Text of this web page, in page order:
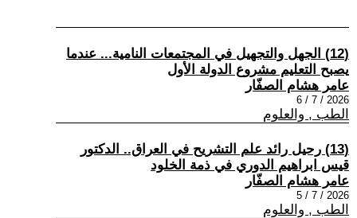
(12) الجهل والتجهيل في المجتمعات النامية... عندما
يصبح التعليم مشروع الدولة الأول
عامر هشام الصفّار
2026 / 7 / 6
الطب , والعلوم
(13) رحيل رائد علم التشريح في العراق.. الدكتور
قيس ابراهيم الدوري في ذمة الخلود
عامر هشام الصفّار
2026 / 7 / 5
الطب , والعلوم